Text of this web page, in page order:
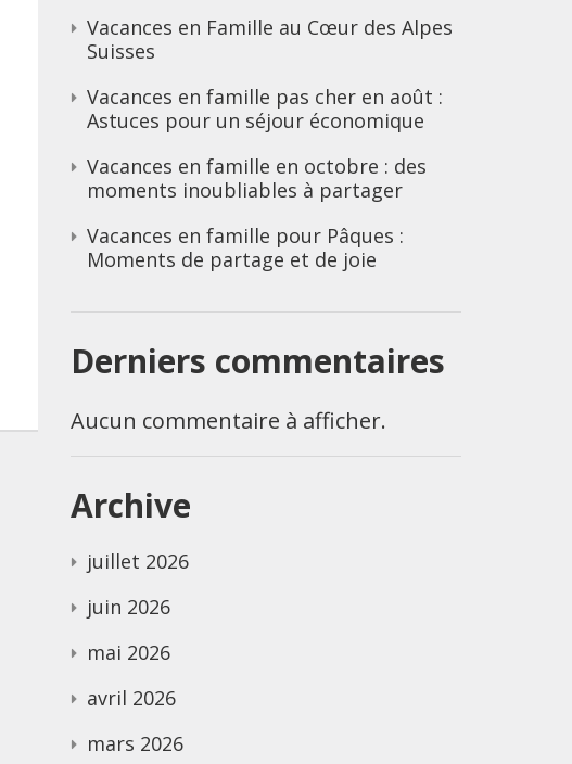
Vacances en Famille au Cœur des Alpes
Suisses
Vacances en famille pas cher en août :
Astuces pour un séjour économique
Vacances en famille en octobre : des
moments inoubliables à partager
Vacances en famille pour Pâques :
Moments de partage et de joie
Derniers commentaires
Aucun commentaire à afficher.
Archive
juillet 2026
juin 2026
mai 2026
avril 2026
mars 2026